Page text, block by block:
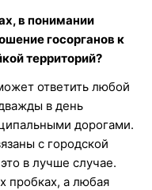
в понимании
госорганов к
территорий?
ответить любой
в день
дорогами.
с городской
в лучше случае.
пробках, а любая